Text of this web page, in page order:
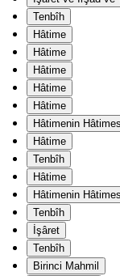
Tenbîh
Hâtime
Hâtime
Hâtime
Hâtime
Hâtime
Hâtimenin
Hâtime
Tenbîh
Hâtime
Hâtimenin
Tenbîh
İşâret
Tenbîh
Birinci Mahmil